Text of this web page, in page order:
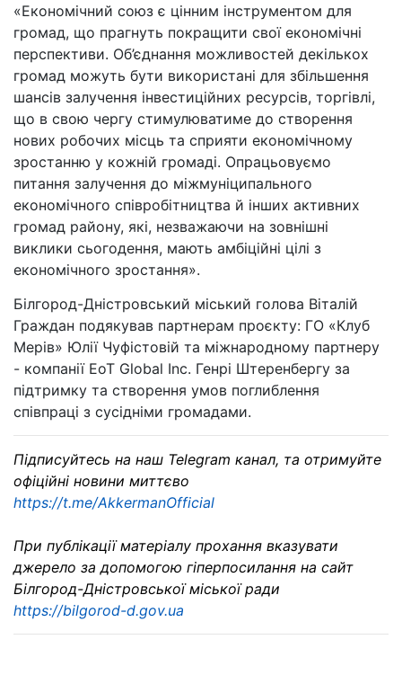
«Економічний союз є цінним інструментом для
громад, що прагнуть покращити свої економічні
перспективи. Об’єднання можливостей декількох
громад можуть бути використані для збільшення
шансів залучення інвестиційних ресурсів, торгівлі,
що в свою чергу стимулюватиме до створення
нових робочих місць та сприяти економічному
зростанню у кожній громаді. Опрацьовуємо
питання залучення до міжмуніципального
економічного співробітництва й інших активних
громад району, які, незважаючи на зовнішні
виклики сьогодення, мають амбіційні цілі з
економічного зростання».
Білгород-Дністровський міський голова Віталій
Граждан подякував партнерам проєкту: ГО «Клуб
Мерів» Юлії Чуфістовій та міжнародному партнеру
- компанії EoT Global Inc. Генрі Штеренбергу за
підтримку та створення умов поглиблення
співпраці з сусідніми громадами.
Підписуйтесь на наш Telegram канал, та отримуйте
офіційні новини миттєво
https://t.me/AkkermanOfficial
При публікації матеріалу прохання вказувати
джерело за допомогою гіперпосилання на сайт
Білгород-Дністровської міської ради
https://bilgorod-d.gov.ua